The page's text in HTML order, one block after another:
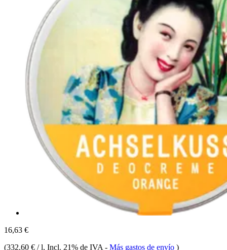
16,63 €
(332,60 € / l, Incl. 21% de IVA - Más gastos de envío )